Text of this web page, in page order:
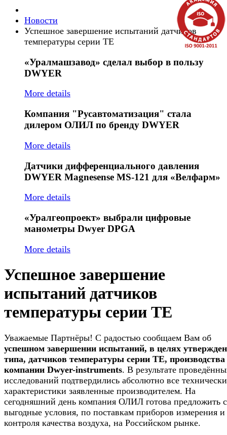
Новости
Успешное завершение испытаний датчиков
температуры серии TE
«Уралмашзавод» сделал выбор в пользу
DWYER
More details
Компания "Русавтоматизация" стала
дилером ОЛИЛ по бренду DWYER
More details
Датчики дифференциального давления
DWYER Magnesense MS-121 для «Велфарм»
More details
«Уралгеопроект» выбрали цифровые
манометры Dwyer DPGA
More details
Успешное завершение
испытаний датчиков
температуры серии TE
Уважаемые Партнёры! С радостью сообщаем Вам об
успешном завершении испытаний, в целях
типа, датчиков температуры серии TE, производства
компании Dwyer-instruments. В результате
исследований подтвердились абсолютно все
характеристики заявленные производителем. На
сегодняшний день компания ОЛИЛ готова предложить
выгодные условия, по поставкам приборов измерения и
контроля качества воздуха, на Российском рынке.